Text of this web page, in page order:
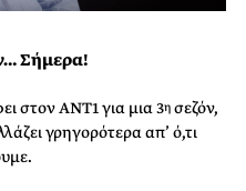
Σήμερα!
στον ΑΝΤ1 για μια 3η σεζόν,
γρηγορότερα απ’ ό,τι